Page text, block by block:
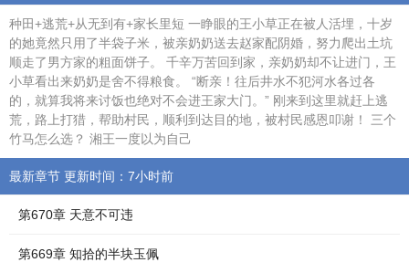
种田+逃荒+从无到有+家长里短 一睁眼的王小草正在被人活埋，十岁
的她竟然只用了半袋子米，被亲奶奶送去赵家配阴婚，努力爬出土坑
顺走了男方家的粗面饼子。 千辛万苦回到家，亲奶奶却不让进门，王
小草看出来奶奶是舍不得粮食。 “断亲！往后井水不犯河水各过各
的，就算我将来讨饭也绝对不会进王家大门。” 刚来到这里就赶上逃
荒，路上打猎，帮助村民，顺利到达目的地，被村民感恩叩谢！ 三个
竹马怎么选？ 湘王一度以为自己
最新章节 更新时间：7小时前
第670章 天意不可违
第669章 知拾的半块玉佩